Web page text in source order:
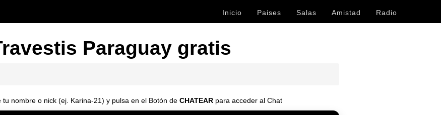
Inicio Paises Salas Amistad Radio
Paraguay gratis
nombre o nick (ej. Karina-21) y pulsa en el Botón de CHATEAR para acceder al Chat